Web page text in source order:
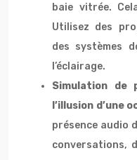
baie vitrée.
Utilisez des
des systèmes
l’éclairage.
Simulation de
l’illusion d’une
présence audio
conversations,